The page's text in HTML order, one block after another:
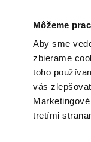
Môžeme
Aby sme
zbierame
toho
vás
tretími
Poukážky